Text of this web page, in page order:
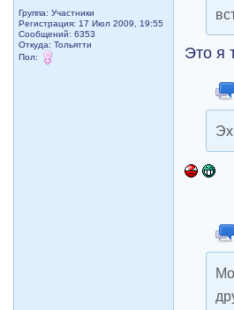
Группа: Участники
Регистрация: 17 Июл 2009, 19:55
Сообщений: 6353
Откуда: Тольятти
Пол:
Это я